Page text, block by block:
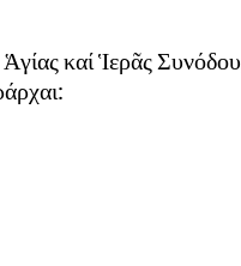
Ἁγίας καί Ἱερᾶς